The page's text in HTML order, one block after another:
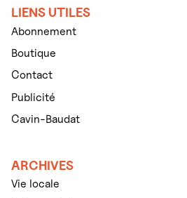
LIENS UTILES
Abonnement
Boutique
Contact
Publicité
Cavin-Baudat
ARCHIVES
Vie locale